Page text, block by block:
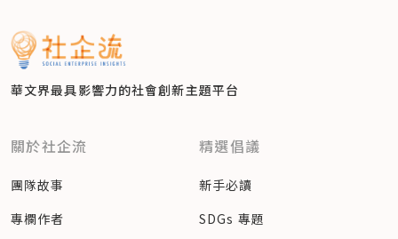
華文界最具影響力的社會創新主題平台
關於社企流
團隊故事
專欄作者
精選倡議
新手必讀
SDGs 專題